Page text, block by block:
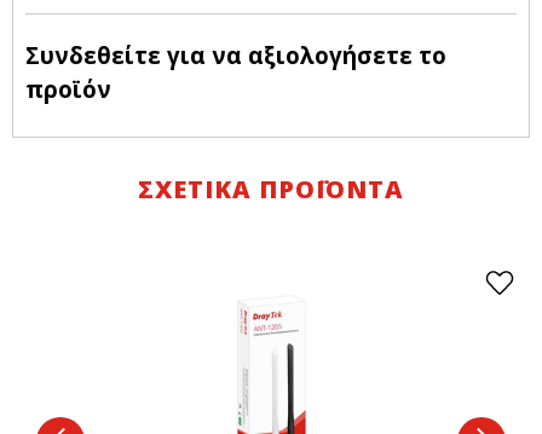
Συνδεθείτε για να αξιολογήσετε το
προϊόν
ΣΧΕΤΙΚΑ ΠΡΟΪΟΝΤΑ